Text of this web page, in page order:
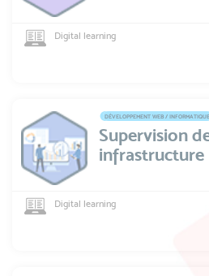
Digital learning
DÉVELOPPEMENT WEB / INFORMATIQUE
Supervision
infrastructure
Digital learning